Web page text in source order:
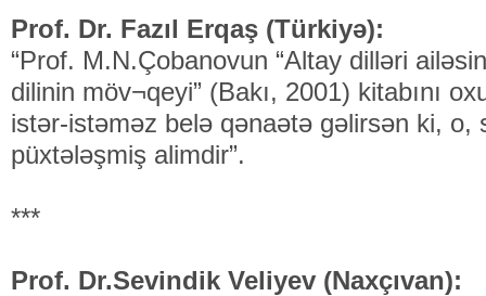
Prof. Dr. Fazıl Erqaş (Türkiyə):
“Prof. M.N.Çobanovun “Altay dilləri
dilinin möv¬qeyi” (Bakı, 2001) kitabını
istər-istəməz belə qənaətə gəlirsən ki, o,
püxtələşmiş alimdir”.
***
Prof. Dr.Sevindik Veliyev (Naxçıvan):